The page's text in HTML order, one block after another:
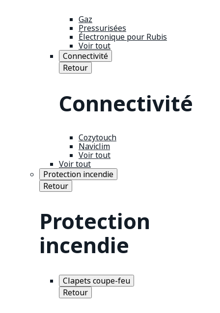
Gaz
Pressurisées
Électronique pour Rubis
Voir tout
Connectivité
Retour
Connectivité
Cozytouch
Naviclim
Voir tout
Voir tout
Protection incendie
Retour
Protection
incendie
Clapets coupe-feu
Retour